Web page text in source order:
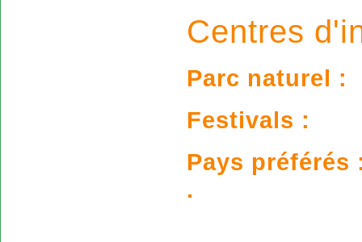
Centres
Parc naturel :
Festivals :
Pays préférés
.